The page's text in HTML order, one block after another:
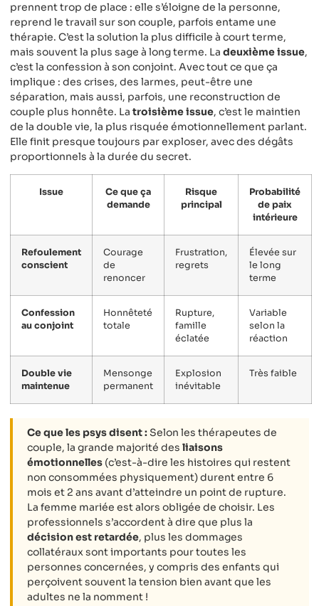
prennent trop de place : elle s’éloigne de la personne,
reprend le travail sur son couple, parfois entame une
thérapie. C’est la solution la plus difficile à court terme,
mais souvent la plus sage à long terme. La deuxième issue,
c’est la confession à son conjoint. Avec tout ce que ça
implique : des crises, des larmes, peut-être une
séparation, mais aussi, parfois, une reconstruction de
couple plus honnête. La troisième issue, c’est le maintien
de la double vie, la plus risquée émotionnellement parlant.
Elle finit presque toujours par exploser, avec des dégâts
proportionnels à la durée du secret.
Issue
Ce que ça
demande
Risque
principal
Probabilité
de paix
intérieure
Refoulement
conscient
Courage
de
renoncer
Frustration,
regrets
Élevée sur
le long
terme
Confession
au conjoint
Honnêteté
totale
Rupture,
famille
éclatée
Variable
selon la
réaction
Double vie
maintenue
Mensonge
permanent
Explosion
inévitable
Très faible
Ce que les psys disent :Selon les thérapeutes de
couple, la grande majorité des liaisons
émotionnelles (c’est-à-dire les histoires qui restent
non consommées physiquement) durent entre 6
mois et 2 ans avant d’atteindre un point de rupture.
La femme mariée est alors obligée de choisir. Les
professionnels s’accordent à dire que plus la
décision est retardée, plus les dommages
collatéraux sont importants pour toutes les
personnes concernées, y compris des enfants qui
perçoivent souvent la tension bien avant que les
adultes ne la nomment !